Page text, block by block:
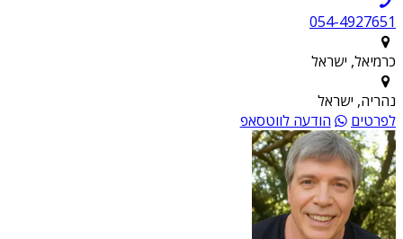
054-4927651
כרמיאל, ישראל
נהריה, ישראל
לפרטים
הודעה לווטסאפ